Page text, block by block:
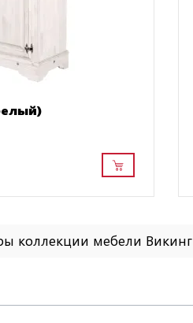
коллекции мебели Викинг